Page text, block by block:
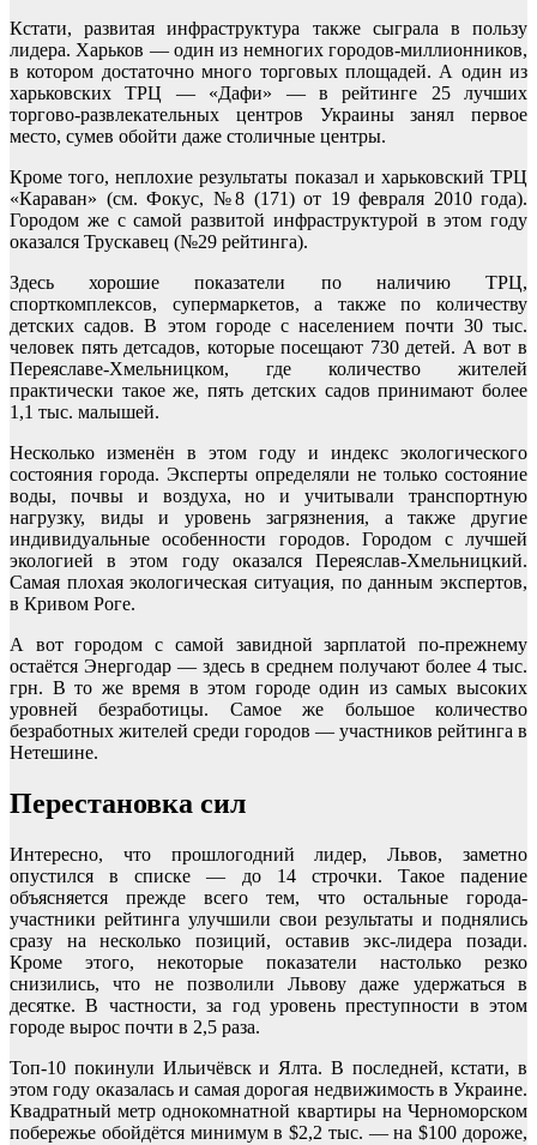
Кстати, развитая инфраструктура также сыграла в пользу
лидера. Харьков — один из немногих городов-миллионников,
в котором достаточно много торговых площадей. А один из
харьковских ТРЦ — «Дафи» — в рейтинге 25 лучших
торгово-развлекательных центров Украины занял первое
место, сумев обойти даже столичные центры.
Кроме того, неплохие результаты показал и харьковский ТРЦ
«Караван» (см. Фокус, №8 (171) от 19 февраля 2010 года).
Городом же с самой развитой инфраструктурой в этом году
оказался Трускавец (№29 рейтинга).
Здесь хорошие показатели по наличию ТРЦ,
спорткомплексов, супермаркетов, а также по количеству
детских садов. В этом городе с населением почти 30 тыс.
человек пять детсадов, которые посещают 730 детей. А вот в
Переяславе-Хмельницком, где количество жителей
практически такое же, пять детских садов принимают более
1,1 тыс. малышей.
Несколько изменён в этом году и индекс экологического
состояния города. Эксперты определяли не только состояние
воды, почвы и воздуха, но и учитывали транспортную
нагрузку, виды и уровень загрязнения, а также другие
индивидуальные особенности городов. Городом с лучшей
экологией в этом году оказался Переяслав-Хмельницкий.
Самая плохая экологическая ситуация, по данным экспертов,
в Кривом Роге.
А вот городом с самой завидной зарплатой по-прежнему
остаётся Энергодар — здесь в среднем получают более 4 тыс.
грн. В то же время в этом городе один из самых высоких
уровней безработицы. Самое же большое количество
безработных жителей среди городов — участников рейтинга в
Нетешине.
Перестановка сил
Интересно, что прошлогодний лидер, Львов, заметно
опустился в списке — до 14 строчки. Такое падение
объясняется прежде всего тем, что остальные города-
участники рейтинга улучшили свои результаты и поднялись
сразу на несколько позиций, оставив экс-лидера позади.
Кроме этого, некоторые показатели настолько резко
снизились, что не позволили Львову даже удержаться в
десятке. В частности, за год уровень преступности в этом
городе вырос почти в 2,5 раза.
Топ-10 покинули Ильичёвск и Ялта. В последней, кстати, в
этом году оказалась и самая дорогая недвижимость в Украине.
Квадратный метр однокомнатной квартиры на Черноморском
побережье обойдётся минимум в $2,2 тыс. — на $100 дороже,